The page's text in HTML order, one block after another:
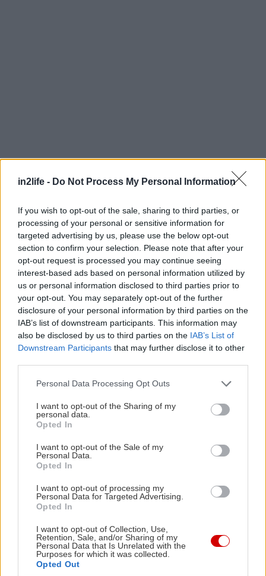
in2life - Do Not Process My Personal Information
If you wish to opt-out of the sale, sharing to third parties, or
processing of your personal or sensitive information for
targeted advertising by us, please use the below opt-out
section to confirm your selection. Please note that after your
opt-out request is processed you may continue seeing
interest-based ads based on personal information utilized by
us or personal information disclosed to third parties prior to
your opt-out. You may separately opt-out of the further
disclosure of your personal information by third parties on the
IAB’s list of downstream participants. This information may
also be disclosed by us to third parties on the IAB’s List of
Downstream Participants that may further disclose it to other
Please note that this website/app uses one or more Google
not limited to your visit or usage behaviour. You may click to
grant or deny consent to Google and its third-party tags to
use your data for below specified purposes in below Google
consent section.
Personal Data Processing Opt Outs
I want to opt-out of the Sharing of my
personal data.
Opted In
I want to opt-out of the Sale of my
Personal Data.
Opted In
I want to opt-out of processing my
Personal Data for Targeted Advertising.
Opted In
I want to opt-out of Collection, Use,
Retention, Sale, and/or Sharing of my
Personal Data that Is Unrelated with the
Purposes for which it was collected.
Opted Out
Διαβάστε επίσης
Αναζήτηση